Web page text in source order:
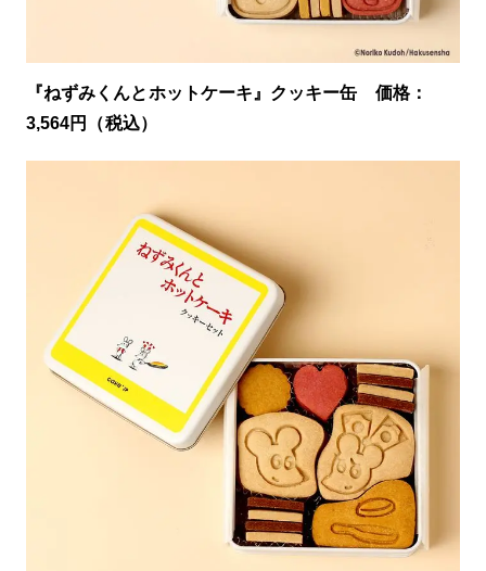
『ねずみくんとホットケーキ』クッキー缶 価格：
3,564円（税込）